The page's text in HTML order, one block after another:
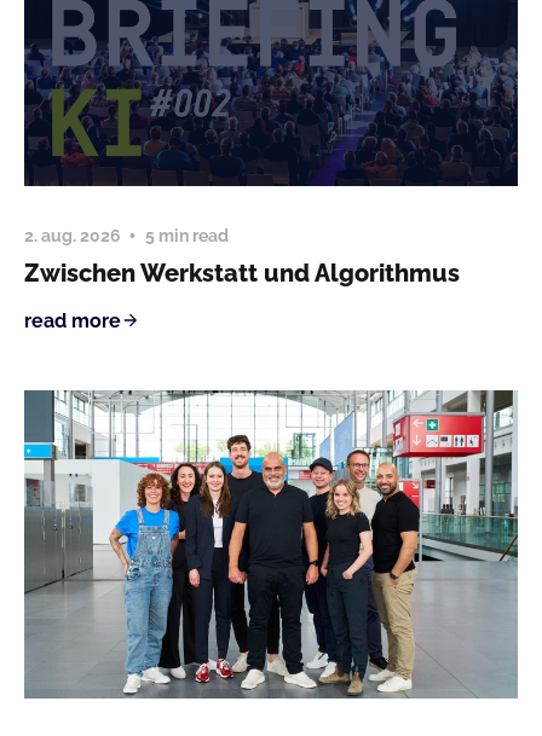
2. aug. 2026 5 min read
Zwischen Werkstatt und Algorithmus
read more